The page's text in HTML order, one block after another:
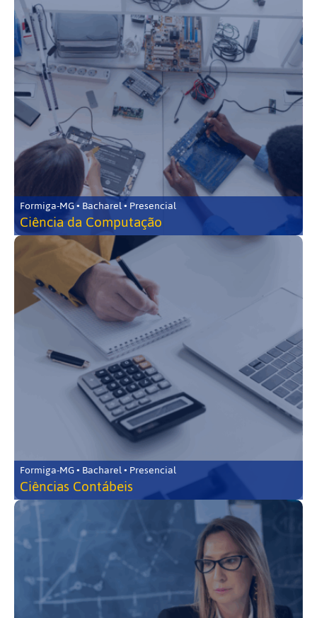
Formiga-MG • Bacharel • Presencial
Ciência da Computação
Formiga-MG • Bacharel • Presencial
Ciências Contábeis